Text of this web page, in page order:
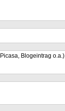
Blogeintrag o.a.)